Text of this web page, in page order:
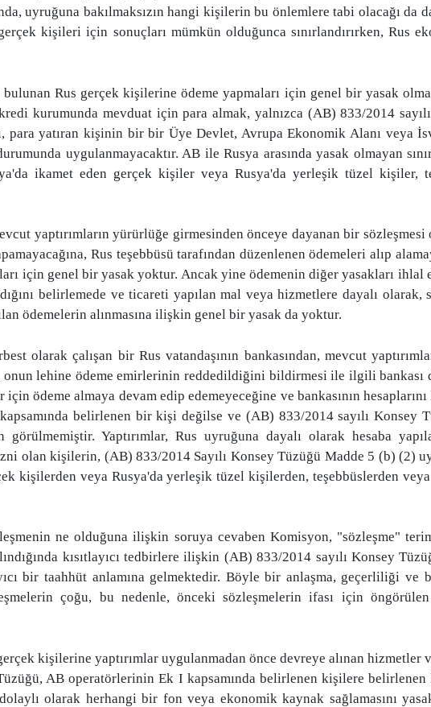
uyruğuna bakılmaksızın hangi kişilerin bu önlemlere tabi olacağı da
kişileri için sonuçları mümkün olduğunca sınırlandırırken, Rus
Rus gerçek kişilerine ödeme yapmaları için genel bir yasak
kurumunda mevduat için para almak, yalnızca (AB) 833/2014
para yatıran kişinin bir bir Üye Devlet, Avrupa Ekonomik Alanı veya
uygulanmayacaktır. AB ile Rusya arasında yasak olmayan
ikamet eden gerçek kişiler veya Rusya'da yerleşik tüzel
yaptırımların yürürlüğe girmesinden önceye dayanan bir
Rus teşebbüsü tarafından düzenlenen ödemeleri alıp
için genel bir yasak yoktur. Ancak yine ödemenin diğer yasakları
belirlemede ve ticareti yapılan mal veya hizmetlere dayalı
ödemelerin alınmasına ilişkin genel bir yasak da yoktur.
olarak çalışan bir Rus vatandaşının bankasından, mevcut
onun lehine ödeme emirlerinin reddedildiğini bildirmesi ile ilgili bankası
ödeme almaya devam edip edemeyeceğine ve bankasının
belirlenen bir kişi değilse ve (AB) 833/2014 sayılı Konsey
görülmemiştir. Yaptırımlar, Rus uyruğuna dayalı olarak hesaba
olan kişilerin, (AB) 833/2014 Sayılı Konsey Tüzüğü Madde 5 (b) (2)
kişilerden veya Rusya'da yerleşik tüzel kişilerden, teşebbüslerden
ne olduğuna ilişkin soruya cevaben Komisyon, "sözleşme"
kısıtlayıcı tedbirlere ilişkin (AB) 833/2014 sayılı Konsey
bir taahhüt anlamına gelmektedir. Böyle bir anlaşma, geçerliliği
çoğu, bu nedenle, önceki sözleşmelerin ifası için
kişilerine yaptırımlar uygulanmadan önce devreye alınan hizmetler
AB operatörlerinin Ek I kapsamında belirlenen kişilere
olarak herhangi bir fon veya ekonomik kaynak sağlamasını